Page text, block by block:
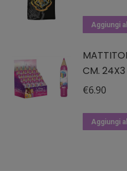
Aggiungi
CM. 24X3
€6.90
Aggiungi